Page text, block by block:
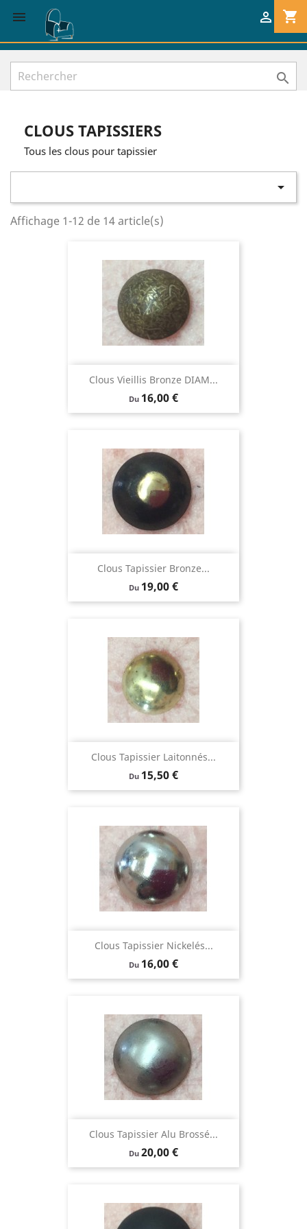
 shopping_cart


CLOUS TAPISSIERS
Tous les clous pour tapissier

Affichage 1-12 de 14 article(s)
Clous Vieillis Bronze DIAM...
Du Prix
16,00 €
Clous Tapissier Bronze...
Du Prix
19,00 €
Clous Tapissier Laitonnés...
Du Prix
15,50 €
Clous Tapissier Nickelés...
Du Prix
16,00 €
Clous Tapissier Alu Brossé...
Du Prix
20,00 €